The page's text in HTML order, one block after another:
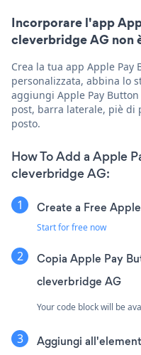
Incorporare l'app
cleverbridge AG non
Crea la tua app Apple Pay
personalizzata, abbina lo
aggiungi Apple Pay
post, barra laterale, piè di
posto.
How To Add a Apple
cleverbridge AG:
Create a Free
Start for free now
Copia Apple Pay
cleverbridge AG
Your code block will be
Aggiungi